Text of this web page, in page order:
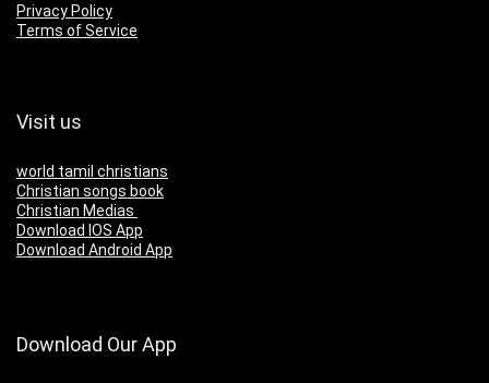
Privacy Policy
Terms of Service
Visit us
world tamil christians
Christian songs book
Christian Medias
Download IOS App
Download Android App
Download Our App